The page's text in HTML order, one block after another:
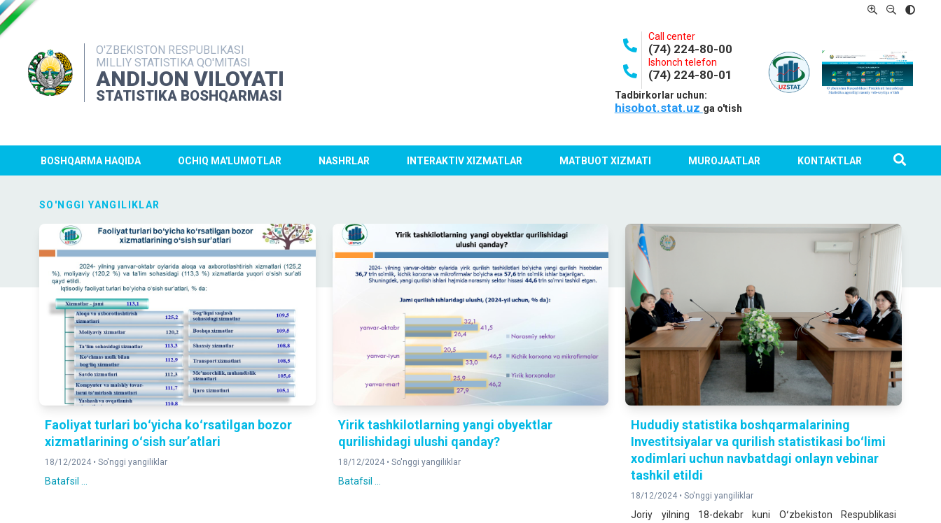
O'ZBEKISTON RESPUBLIKASI
MILLIY STATISTIKA QO'MITASI
ANDIJON VILOYATI
STATISTIKA BOSHQARMASI
Call center
(74) 224-80-00
Ishonch telefon
(74) 224-80-01
Tadbirkorlar uchun:
hisobot.stat.uz ga o'tish
BOSHQARMA HAQIDA OCHIQ MA'LUMOTLAR NASHRLAR INTERAKTIV XIZMATLAR MATBUOT XIZMATI MUROJAATLAR KONTAKTLAR
SO'NGGI YANGILIKLAR
Faoliyat turlari boʻyicha koʻrsatilgan bozor
xizmatlarining oʻsish surʼatlari
18/12/2024 • So'nggi yangiliklar
Batafsil ...
Yirik tashkilotlarning yangi obyektlar
qurilishidagi ulushi qanday?
18/12/2024 • So'nggi yangiliklar
Batafsil ...
Hududiy statistika boshqarmalarining
Investitsiyalar va qurilish statistikasi boʻlimi
xodimlari uchun navbatdagi onlayn vebinar
tashkil etildi
18/12/2024 •So'nggi yangiliklar
Joriy yilning 18-dekabr kuni Oʻzbekiston Respublikasi